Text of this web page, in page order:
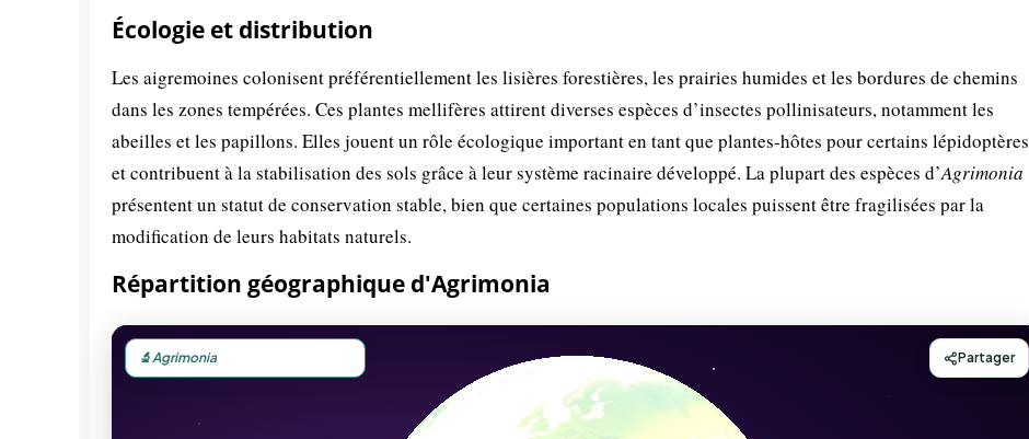
Écologie et distribution
Les aigremoines colonisent préférentiellement les lisières forestières, les prairies humides et les bordures de chemins
dans les zones tempérées. Ces plantes mellifères attirent diverses espèces d’insectes pollinisateurs, notamment les
abeilles et les papillons. Elles jouent un rôle écologique important en tant que plantes-hôtes pour certains lépidoptères
et contribuent à la stabilisation des sols grâce à leur système racinaire développé. La plupart des espèces d’Agrimonia
présentent un statut de conservation stable, bien que certaines populations locales puissent être fragilisées par la
modification de leurs habitats naturels.
Répartition géographique d'Agrimonia